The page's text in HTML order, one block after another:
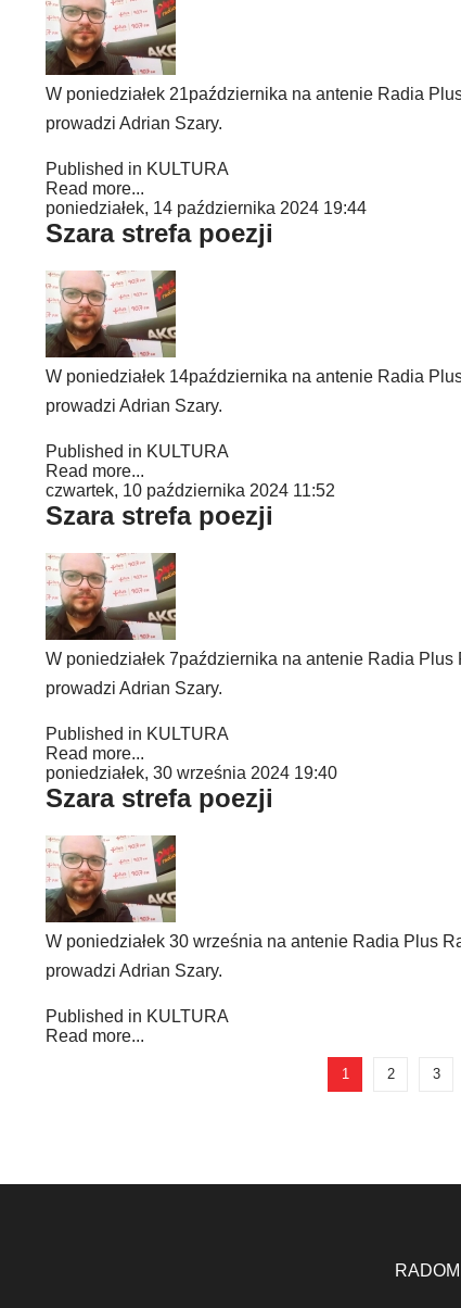
W poniedziałek 21października na antenie Radia
prowadzi Adrian Szary.
Published in KULTURA
Read more...
poniedziałek, 14 października 2024 19:44
Szara strefa poezji
W poniedziałek 14października na antenie Radia
prowadzi Adrian Szary.
Published in KULTURA
Read more...
czwartek, 10 października 2024 11:52
Szara strefa poezji
W poniedziałek 7października na antenie Radia
prowadzi Adrian Szary.
Published in KULTURA
Read more...
poniedziałek, 30 września 2024 19:40
Szara strefa poezji
W poniedziałek 30 września na antenie Radia Plus
prowadzi Adrian Szary.
Published in KULTURA
Read more...
1 2 3
RADOM